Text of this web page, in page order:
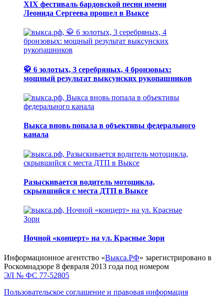
XIX фестиваль бардовской песни имени
Леонида Сергеева прошел в Выксе
🥋 6 золотых, 3 серебряных, 4 бронзовых:
мощный результат выксунских рукопашников
Выкса вновь попала в объективы федерального
канала
Разыскивается водитель мотоцикла,
скрывшийся с места ДТП в Выксе
Ночной «концерт» на ул. Красные Зори
Информационное агентство «Выкса.РФ» зарегистрировано в
Роскомнадзоре 8 февраля 2013 года под номером
ЭЛ № ФС 77-52805
Пользовательское соглашение и правовая информация